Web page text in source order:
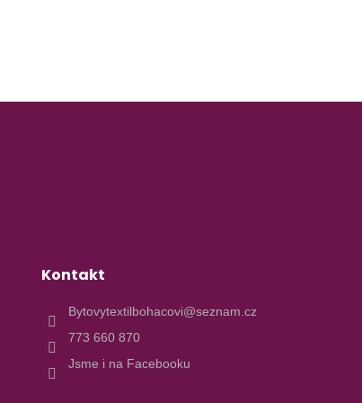
Kontakt
Bytovytextilbohacovi@seznam.cz
773 660 870
Jsme i na Facebooku